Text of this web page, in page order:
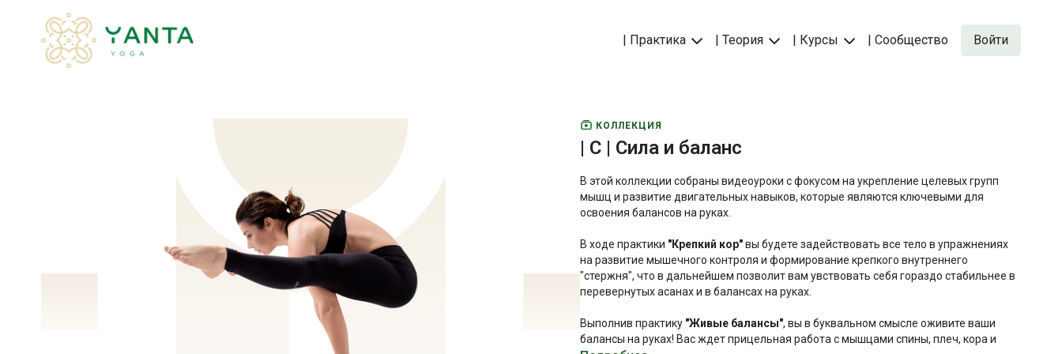
| Практика | Теория | Курсы | Сообщество Войти
КОЛЛЕКЦИЯ
| C | Сила и баланс
В этой коллекции собраны видеоуроки с фокусом на укрепление целевых групп
мышц и развитие двигательных навыков, которые являются ключевыми для
освоения балансов на руках.
В ходе практики "Крепкий кор"вы будете задействовать все тело в упражнениях
на развитие мышечного контроля и формирование крепкого внутреннего
"стержня", что в дальнейшем позволит вам увствовать себя гораздо стабильнее в
перевернутых асанах и в балансах на руках.
Выполнив практику "Живые балансы", вы в буквальном смысле оживите ваши
балансы на руках! Вас ждет прицельная работа с мышцами спины, плеч, кора и